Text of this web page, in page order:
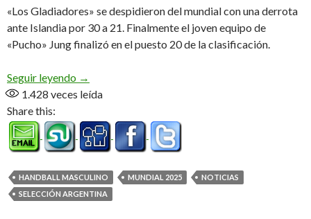
«Los Gladiadores» se despidieron del mundial con una derrota
ante Islandia por 30 a 21. Finalmente el joven equipo de
«Pucho» Jung finalizó en el puesto 20 de la clasificación.
Seguir leyendo Derrota en el final
→
1.428 veces leída
Share this:
HANDBALL MASCULINO MUNDIAL 2025
NOTICIAS
SELECCIÓN ARGENTINA